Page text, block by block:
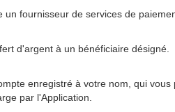
un fournisseur de services de
d'argent à un bénéficiaire désigné.
enregistré à votre nom, qui
par l'Application.